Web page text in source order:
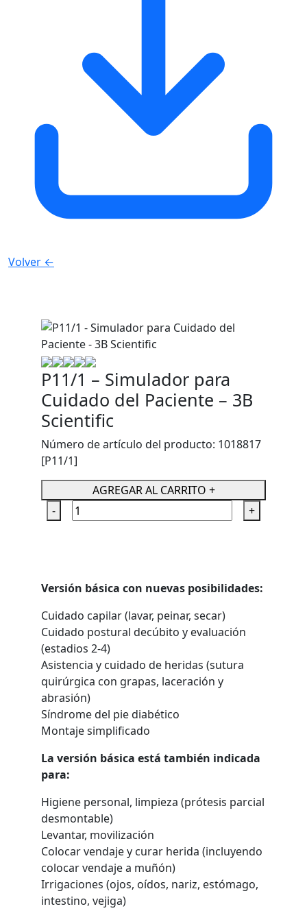
Volver ←
P11/1 – Simulador para
Cuidado del Paciente – 3B
Scientific
Número de artículo del producto: 1018817
[P11/1]
AGREGAR AL CARRITO +
-
+
Versión básica con nuevas posibilidades:
Cuidado capilar (lavar, peinar, secar)
Cuidado postural decúbito y evaluación
(estadios 2-4)
Asistencia y cuidado de heridas (sutura
quirúrgica con grapas, laceración y
abrasión)
Síndrome del pie diabético
Montaje simplificado
La versión básica está también indicada
para:
Higiene personal, limpieza (prótesis parcial
desmontable)
Levantar, movilización
Colocar vendaje y curar herida (incluyendo
colocar vendaje a muñón)
Irrigaciones (ojos, oídos, nariz, estómago,
intestino, vejiga)